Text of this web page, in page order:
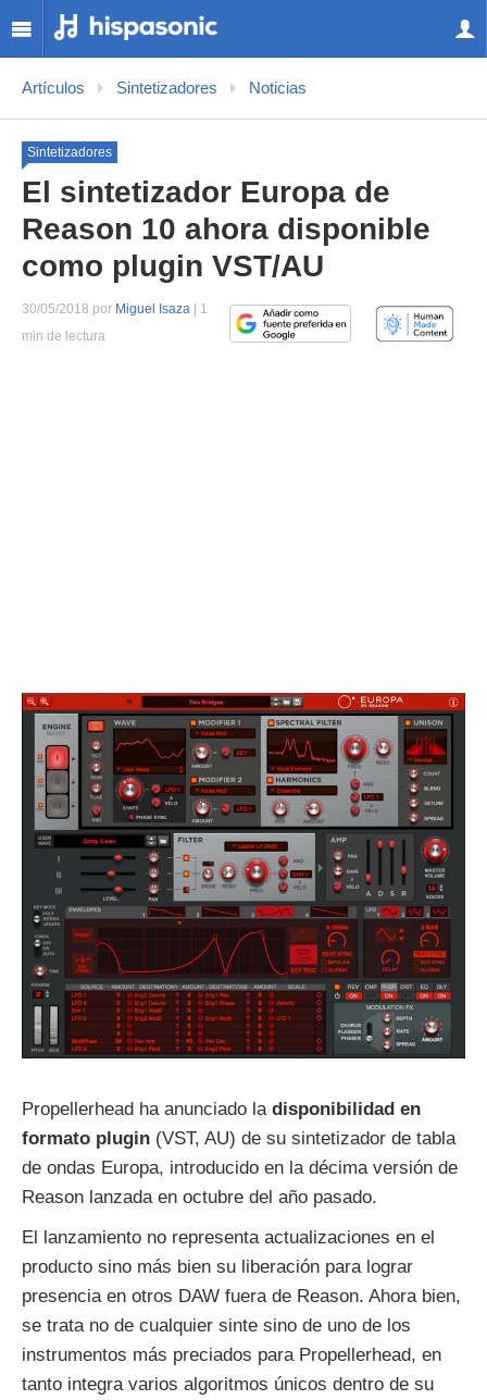
Artículos Sintetizadores Noticias
Sintetizadores
El sintetizador Europa de
Reason 10 ahora disponible
como plugin VST/AU
30/05/2018 por Miguel Isaza | 1
min de lectura
Propellerhead ha anunciado la disponibilidad en
formato plugin (VST, AU) de su sintetizador de tabla
de ondas Europa, introducido en la décima versión de
Reason lanzada en octubre del año pasado.
El lanzamiento no representa actualizaciones en el
producto sino más bien su liberación para lograr
presencia en otros DAW fuera de Reason. Ahora bien,
se trata no de cualquier sinte sino de uno de los
instrumentos más preciados para Propellerhead, en
tanto integra varios algoritmos únicos dentro de su